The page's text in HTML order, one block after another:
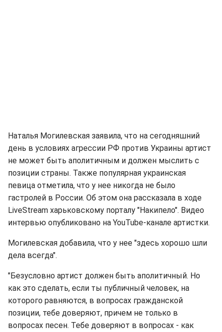
Наталья Могилевская заявила, что на сегодняшний
день в условиях агрессии РФ против Украины артист
не может быть аполитичным и должен мыслить с
позиции страны. Также популярная украинская
певица отметила, что у нее никогда не было
гастролей в России. Об этом она рассказала в ходе
LiveStream харьковскому порталу "Накипело". Видео
интервью опубликовано на YouTube-канале артистки.
Могилевская добавила, что у нее "здесь хорошо шли
дела всегда".
"Безусловно артист должен быть аполитичный. Но
как это сделать, если ты публичный человек, на
которого равняются, в вопросах гражданской
позиции, тебе доверяют, причем не только в
вопросах песен. Тебе доверяют в вопросах - как